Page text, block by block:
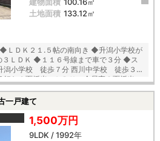
建物面積 100.16㎡
土地面積 133.12㎡
が標準装備 ・押入をリフォー
動棚付
一戸建て
1,500万円
9LDK / 1992年